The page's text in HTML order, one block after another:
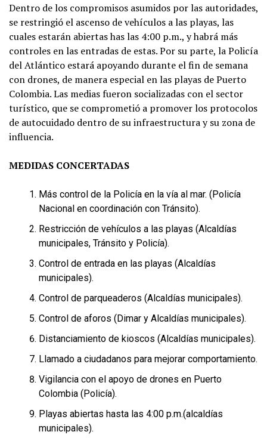
Dentro de los compromisos asumidos por las autoridades,
se restringió el ascenso de vehículos a las playas, las
cuales estarán abiertas has las 4:00 p.m., y habrá más
controles en las entradas de estas. Por su parte, la Policía
del Atlántico estará apoyando durante el fin de semana
con drones, de manera especial en las playas de Puerto
Colombia. Las medias fueron socializadas con el sector
turístico, que se comprometió a promover los protocolos
de autocuidado dentro de su infraestructura y su zona de
influencia.
MEDIDAS CONCERTADAS
Más control de la Policía en la vía al mar. (Policía
Nacional en coordinación con Tránsito).
Restricción de vehículos a las playas (Alcaldías
municipales, Tránsito y Policía).
Control de entrada en las playas (Alcaldías
municipales).
Control de parqueaderos (Alcaldías municipales).
Control de aforos (Dimar y Alcaldías municipales).
Distanciamiento de kioscos (Alcaldías municipales).
Llamado a ciudadanos para mejorar comportamiento.
Vigilancia con el apoyo de drones en Puerto
Colombia (Policía).
Playas abiertas hasta las 4:00 p.m.(alcaldías
municipales).